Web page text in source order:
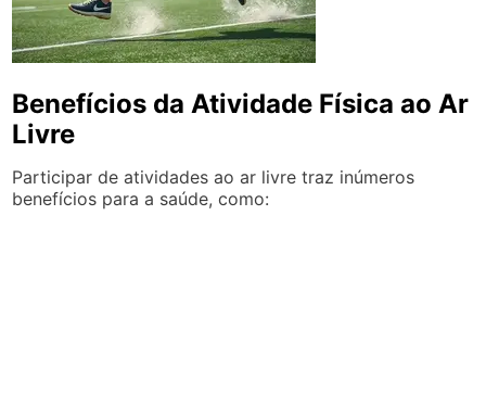
Benefícios da Atividade Física ao Ar
Livre
Participar de atividades ao ar livre traz inúmeros
benefícios para a saúde, como: